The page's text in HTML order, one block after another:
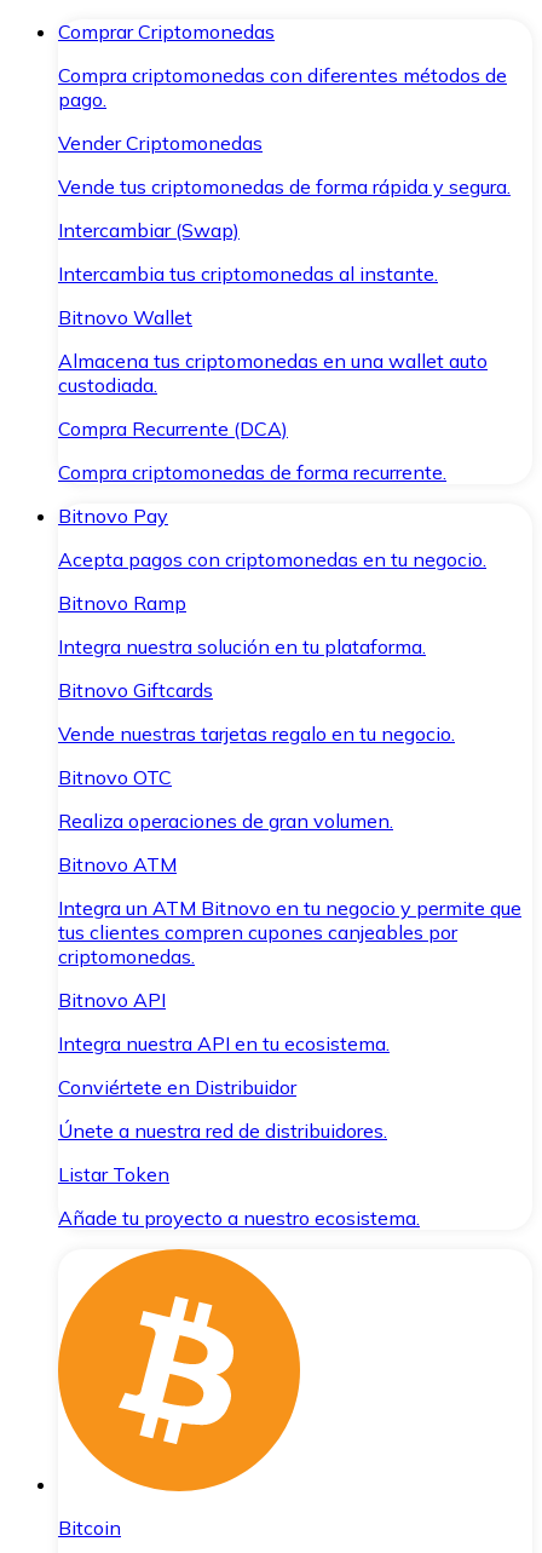
Comprar Criptomonedas
Compra criptomonedas con diferentes métodos de
pago.
Vender Criptomonedas
Vende tus criptomonedas de forma rápida y segura.
Intercambiar (Swap)
Intercambia tus criptomonedas al instante.
Bitnovo Wallet
Almacena tus criptomonedas en una wallet auto
custodiada.
Compra Recurrente (DCA)
Compra criptomonedas de forma recurrente.
Bitnovo Pay
Acepta pagos con criptomonedas en tu negocio.
Bitnovo Ramp
Integra nuestra solución en tu plataforma.
Bitnovo Giftcards
Vende nuestras tarjetas regalo en tu negocio.
Bitnovo OTC
Realiza operaciones de gran volumen.
Bitnovo ATM
Integra un ATM Bitnovo en tu negocio y permite que
tus clientes compren cupones canjeables por
criptomonedas.
Bitnovo API
Integra nuestra API en tu ecosistema.
Conviértete en Distribuidor
Únete a nuestra red de distribuidores.
Listar Token
Añade tu proyecto a nuestro ecosistema.
Bitcoin